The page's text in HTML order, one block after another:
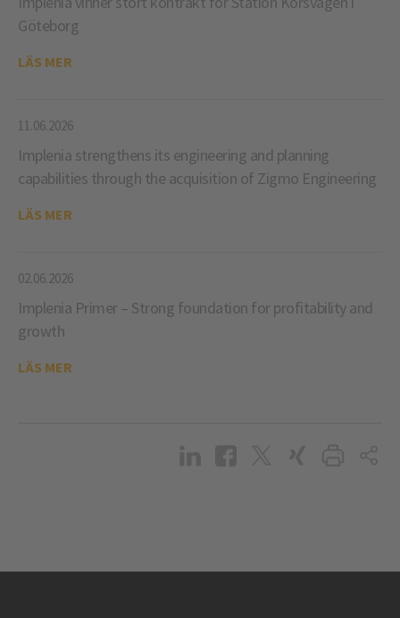
Göteborg
LÄS MER
11.06.2026
Implenia strengthens its engineering and planning
capabilities through the acquisition of Zigmo Engineering
LÄS MER
02.06.2026
Implenia Primer – Strong foundation for profitability and
growth
LÄS MER